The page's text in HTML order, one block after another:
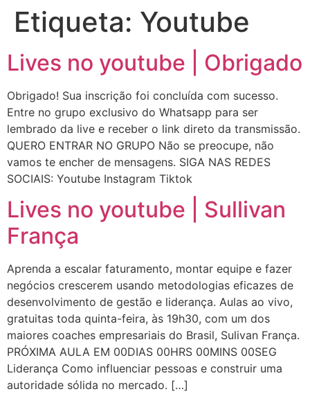
Etiqueta: Youtube
Lives no youtube | Obrigado
Obrigado! Sua inscrição foi concluída com sucesso.
Entre no grupo exclusivo do Whatsapp para ser
lembrado da live e receber o link direto da transmissão.
QUERO ENTRAR NO GRUPO Não se preocupe, não
vamos te encher de mensagens. SIGA NAS REDES
SOCIAIS: Youtube Instagram Tiktok
Lives no youtube | Sullivan
França
Aprenda a escalar faturamento, montar equipe e fazer
negócios crescerem usando metodologias eficazes de
desenvolvimento de gestão e liderança. Aulas ao vivo,
gratuitas toda quinta-feira, às 19h30, com um dos
maiores coaches empresariais do Brasil, Sulivan França.
PRÓXIMA AULA EM 00DIAS 00HRS 00MINS 00SEG
Liderança Como influenciar pessoas e construir uma
autoridade sólida no mercado. […]